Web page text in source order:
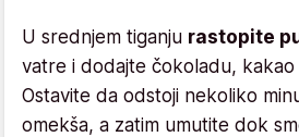
U srednjem tiganju rastopite
vatre i dodajte čokoladu,
Ostavite da odstoji nekoliko
omekša, a zatim umutite dok